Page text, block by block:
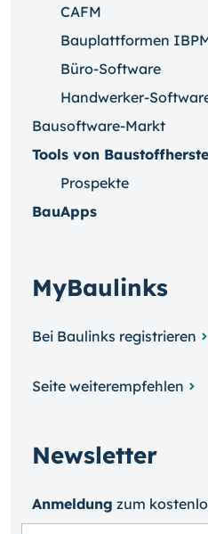
CAFM
Bauplattformen
Büro-Software
Handwerker-
Bausoftware-Markt
Tools von
Prospekte
BauApps
MyBaulinks
Bei Baulinks registrieren
Seite weiterempfehlen
Newsletter
Anmeldung zum